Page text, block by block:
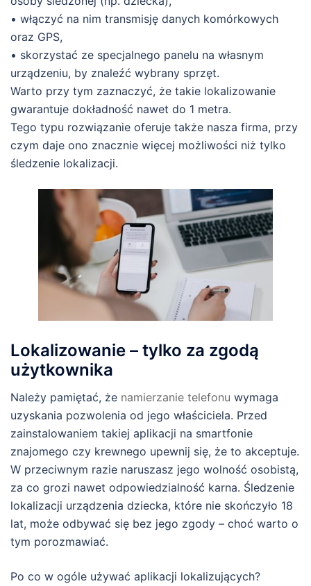
• włączyć na nim transmisję danych komórkowych
oraz GPS,
• skorzystać ze specjalnego panelu na własnym
urządzeniu, by znaleźć wybrany sprzęt.
Warto przy tym zaznaczyć, że takie lokalizowanie
gwarantuje dokładność nawet do 1 metra.
Tego typu rozwiązanie oferuje także nasza firma, przy
czym daje ono znacznie więcej możliwości niż tylko
śledzenie lokalizacji.
Lokalizowanie – tylko za zgodą
użytkownika
Należy pamiętać, że namierzanie telefonu wymaga
uzyskania pozwolenia od jego właściciela. Przed
zainstalowaniem takiej aplikacji na smartfonie
znajomego czy krewnego upewnij się, że to akceptuje.
W przeciwnym razie naruszasz jego wolność osobistą,
za co grozi nawet odpowiedzialność karna. Śledzenie
lokalizacji urządzenia dziecka, które nie skończyło 18
lat, może odbywać się bez jego zgody – choć warto o
tym porozmawiać.
Po co w ogóle używać aplikacji lokalizujących?